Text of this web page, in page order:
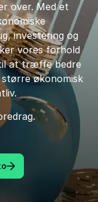
over. Med et
investering og
vores forhold
at træffe bedre
økonomisk